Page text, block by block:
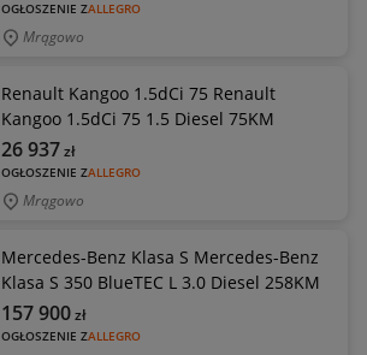
OGŁOSZENIE ZALLEGRO
Mrągowo
Renault Kangoo 1.5dCi 75 Renault
Kangoo 1.5dCi 75 1.5 Diesel 75KM
OGŁOSZENIE ZALLEGRO
26 937zł
Mrągowo
Mercedes-Benz Klasa S Mercedes-Benz
Klasa S 350 BlueTEC L 3.0 Diesel 258KM
OGŁOSZENIE ZALLEGRO
157 900zł